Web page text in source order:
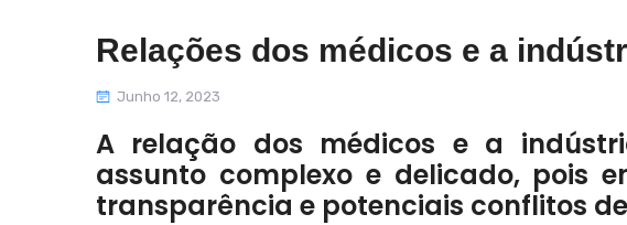
Relações dos médicos e a
Junho 12, 2023
A relação dos médicos e a
assunto complexo e delicado, pois
transparência e potenciais conflitos